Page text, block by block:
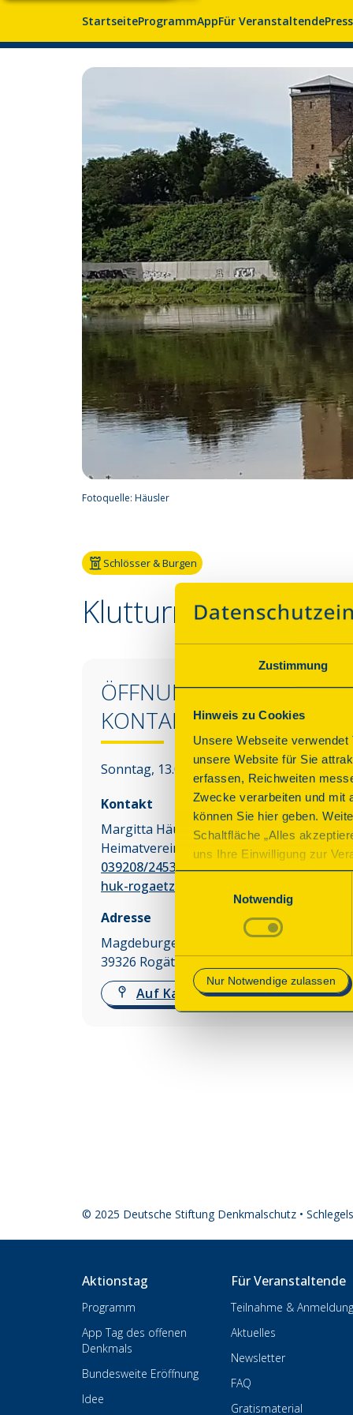
Zustimmung
Hinweis zu Cookies
Unsere Webseite
unsere Website für Sie
erfassen, Reichweiten
Zwecke verarbeiten und mit
können Sie hier geben.
Schaltfläche „Alles
uns Ihre Einwilligung zur
des Onlineangebots nicht
mit „Speichern“
Notwendig
Nur Notwendige zulassen
StartseiteProgrammAppFür Veranstaltende
Fotoquelle: Häusler
Schlösser & Burgen
Klutturm
ÖFFNUNGSZEITEN &
KONTAKT
Sonntag, 13.09.2026 10:00 - 17:00 Uhr
Kontakt
Margitta Häusler
Heimatverein
039208/24533
huk-rogaetz@heimatfreunde-rogaetz.de
Adresse
Magdeburger Str. 34
39326 Rogätz
Auf Karte anzeigen
© 2025 Deutsche Stiftung Denkmalschutz •
Aktionstag
Programm
App Tag des offenen
Denkmals
Bundesweite Eröffnung
Idee
Für Veranstaltende
Teilnahme & Anmeldung
Aktuelles
Newsletter
FAQ
Gratismaterial